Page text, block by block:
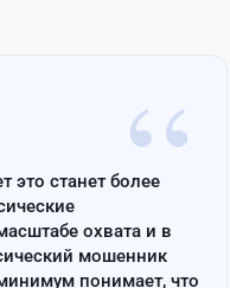
“
это станет более
охвата и в
мошенник
понимает, что